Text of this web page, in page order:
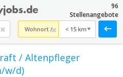
< 15 km
96
Stellenangebote
/ Altenpfleger
w/d)